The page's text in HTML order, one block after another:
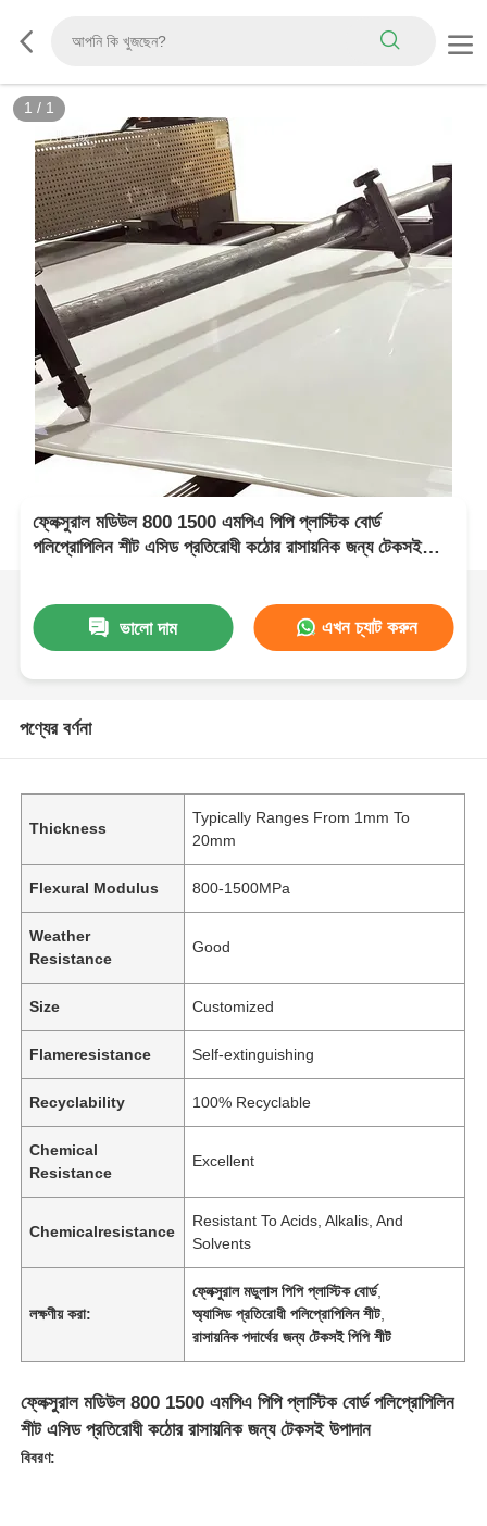
1 / 1
ফ্লেক্সুরাল মডিউল 800 1500 এমপিএ পিপি প্লাস্টিক বোর্ড
পলিপ্রোপিলিন শীট এসিড প্রতিরোধী কঠোর রাসায়নিক জন্য টেকসই
ভালো দাম এখন চ্যাট করুন
পণ্যের বর্ণনা
Thickness
Typically Ranges From 1mm To
20mm
Flexural Modulus 800-1500MPa
Weather
Resistance
Good
Size Customized
Flameresistance Self-extinguishing
Recyclability 100% Recyclable
Chemical
Resistance
Excellent
Chemicalresistance
Resistant To Acids, Alkalis, And
Solvents
লক্ষণীয় করা:
ফ্লেক্সুরাল মডুলাস পিপি প্লাস্টিক বোর্ড,
অ্যাসিড প্রতিরোধী পলিপ্রোপিলিন শীট,
রাসায়নিক পদার্থের জন্য টেকসই পিপি শীট
ফ্লেক্সুরাল মডিউল 800 1500 এমপিএ পিপি প্লাস্টিক বোর্ড পলিপ্রোপিলিন
শীট এসিড প্রতিরোধী কঠোর রাসায়নিক জন্য টেকসই উপাদান
বিবরণ: